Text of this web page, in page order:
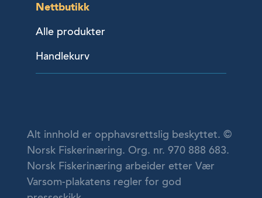
Nettbutikk
Alle produkter
Handlekurv
Alt innhold er opphavsrettslig beskyttet. ©
Norsk Fiskerinæring. Org. nr. 970 888 683.
Norsk Fiskerinæring arbeider etter Vær
Varsom-plakatens regler for god